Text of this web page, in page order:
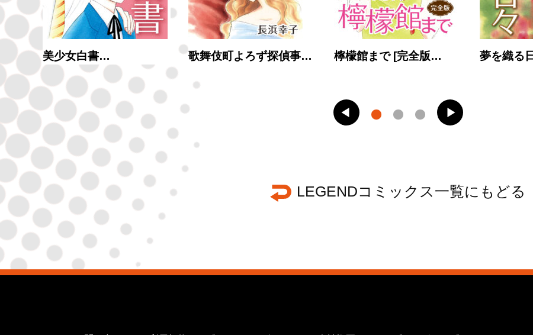
美少女白書… 歌舞伎町よろず探偵事… 檸檬館まで [完全版… 夢を織る
LEGENDコミックス一覧にもどる